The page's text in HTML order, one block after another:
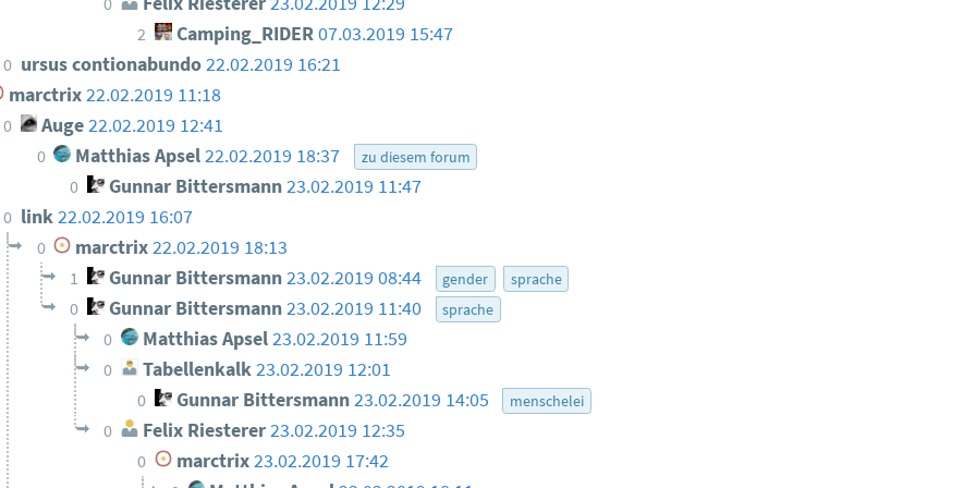
2 Camping_RIDER07.03.2019 15:47
0 ursus contionabundo22.02.2019 16:21
marctrix22.02.2019 11:18
0 Auge 22.02.2019 12:41
0 Matthias Apsel22.02.2019 18:37 zu diesem forum
0 Gunnar Bittersmann23.02.2019 11:47
0 link22.02.2019 16:07
0 marctrix22.02.2019 18:13
1 Gunnar Bittersmann23.02.2019 08:44 gender sprache
0 Gunnar Bittersmann23.02.2019 11:40 sprache
0 Matthias Apsel23.02.2019 11:59
0 Tabellenkalk23.02.2019 12:01
0 Gunnar Bittersmann23.02.2019 14:05 menschelei
0 Felix Riesterer23.02.2019 12:35
0 marctrix23.02.2019 17:42